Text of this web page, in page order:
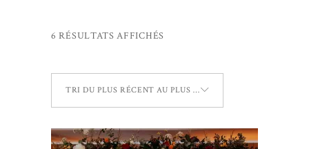
6 RÉSULTATS AFFICHÉS
TRI DU PLUS RÉCENT AU PLUS ANCIEN